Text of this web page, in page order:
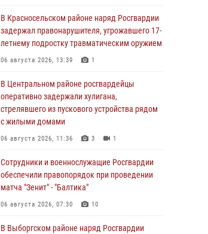
В Красносельском районе наряд Росгвардии
задержал правонарушителя, угрожавшего 17-
летнему подростку травматическим оружием
06 августа 2026, 13:39 1
В Центральном районе росгвардейцы
оперативно задержали хулигана,
стрелявшего из пускового устройства рядом
с жилыми домами
06 августа 2026, 11:36 3 1
Сотрудники и военнослужащие Росгвардии
обеспечили правопорядок при проведении
матча "Зенит" - "Балтика"
06 августа 2026, 07:30 10
В Выборгском районе наряд Росгвардии